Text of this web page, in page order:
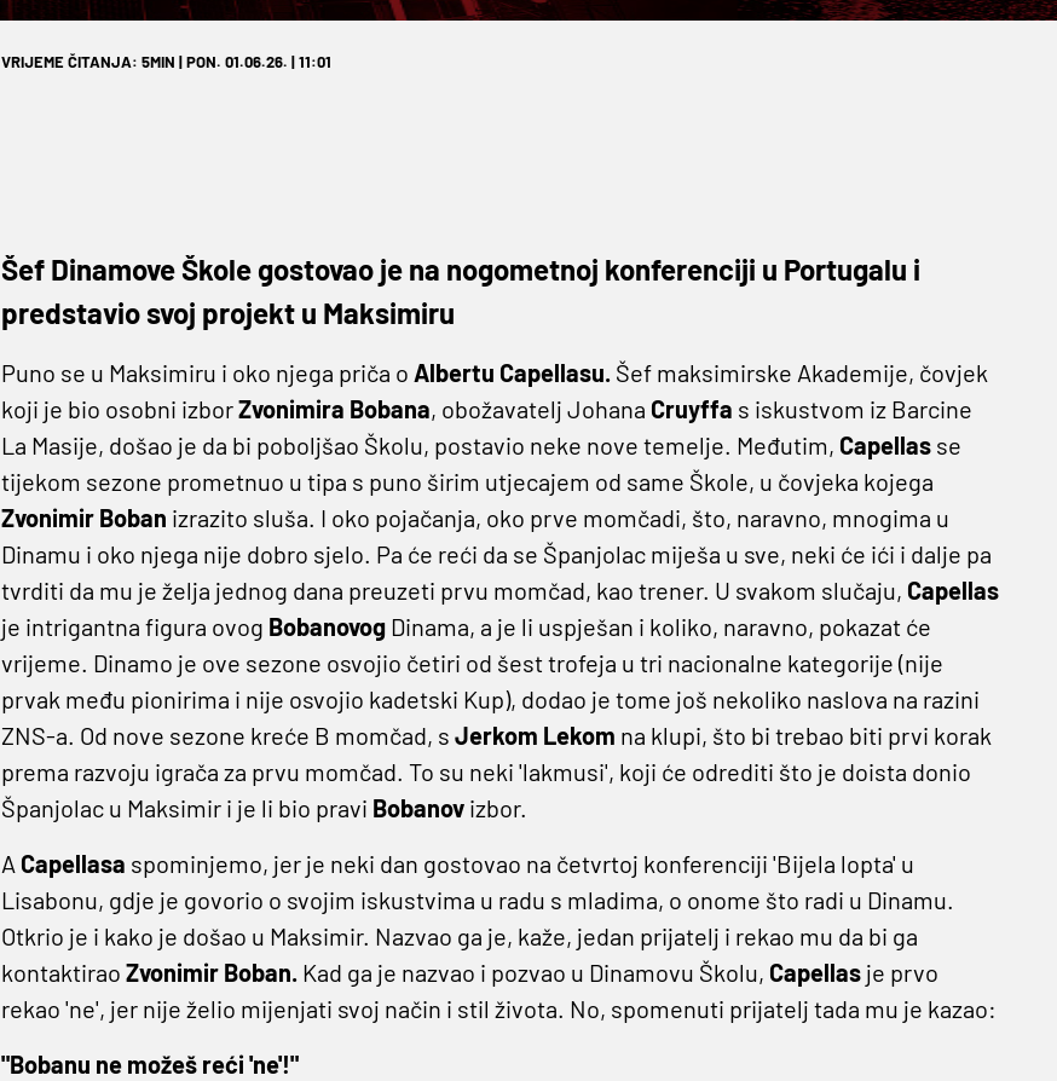
VRIJEME ČITANJA: 5MIN | PON. 01.06.26. | 11:01
Šef Dinamove Škole gostovao je na nogometnoj konferenciji u Portugalu i
predstavio svoj projekt u Maksimiru
Puno se u Maksimiru i oko njega priča o Albertu Capellasu.Šef maksimirske Akademije, čovjek
koji je bio osobni izborZvonimira Bobana, obožavatelj Johana Cruyffa s iskustvom iz Barcine
La Masije, došao je da bi poboljšao Školu, postavio neke nove temelje. Međutim, Capellas se
tijekom sezone prometnuo u tipa s puno širim utjecajem od same Škole, u čovjeka kojega
Zvonimir Boban izrazito sluša. I oko pojačanja, oko prve momčadi, što, naravno, mnogima u
Dinamu i oko njega nije dobro sjelo. Pa će reći da se Španjolac miješa u sve, neki će ići i dalje pa
tvrditi da mu je želja jednog dana preuzeti prvu momčad, kao trener. U svakom slučaju, Capellas
je intrigantna figura ovog Bobanovog Dinama, a je li uspješan i koliko, naravno, pokazat će
vrijeme. Dinamo je ove sezone osvojio četiri od šest trofeja u tri nacionalne kategorije (nije
prvak među pionirima i nije osvojio kadetski Kup), dodao je tome još nekoliko naslova na razini
ZNS-a. Od nove sezone kreće B momčad, s Jerkom Lekom na klupi, što bi trebao biti prvi korak
prema razvoju igrača za prvu momčad. To su neki 'lakmusi', koji će odrediti što je doista donio
Španjolac u Maksimir i je li bio pravi Bobanov izbor.
A Capellasa spominjemo, jer je neki dan gostovao na četvrtoj konferenciji 'Bijela lopta' u
Lisabonu, gdje je govorio o svojim iskustvima u radu s mladima, o onome što radi u Dinamu.
Otkrio je i kako je došao u Maksimir. Nazvao ga je, kaže, jedan prijatelj i rekao mu da bi ga
kontaktirao Zvonimir Boban.Kad ga je nazvao i pozvao u Dinamovu Školu, Capellas je prvo
rekao 'ne', jer nije želio mijenjati svoj način i stil života. No, spomenuti prijatelj tada mu je kazao:
"Bobanu ne možeš reći 'ne'!"